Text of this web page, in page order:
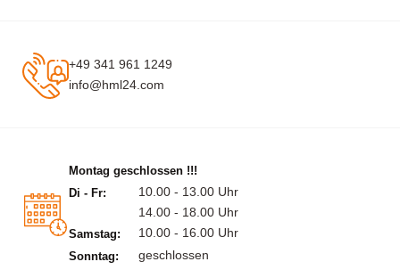
+49 341 961 1249
info@hml24.com
Montag geschlossen !!!
Di - Fr:
10.00 - 13.00 Uhr
14.00 - 18.00 Uhr
Samstag: 10.00 - 16.00 Uhr
Sonntag: geschlossen